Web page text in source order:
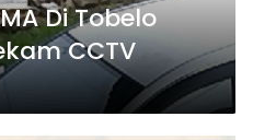
Di Tobelo
CCTV